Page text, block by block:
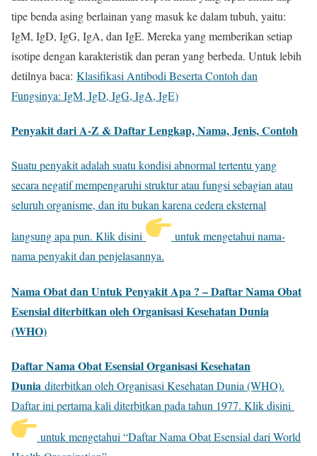
tipe benda asing berlainan yang masuk ke dalam tubuh, yaitu:
IgM, IgD, IgG, IgA, dan IgE. Mereka yang memberikan setiap
isotipe dengan karakteristik dan peran yang berbeda. Untuk lebih
detilnya baca: Klasifikasi Antibodi Beserta Contoh dan
Fungsinya: IgM, IgD, IgG, IgA, IgE)
Penyakit dari A-Z & Daftar Lengkap, Nama, Jenis, Contoh
Suatu penyakit adalah suatu kondisi abnormal tertentu yang
secara negatif mempengaruhi struktur atau fungsi sebagian atau
seluruh organisme, dan itu bukan karena cedera eksternal
langsung apa pun. Klik disini
untuk mengetahui nama-
nama penyakit dan penjelasannya.
Nama Obat dan Untuk Penyakit Apa ? – Daftar Nama Obat
Esensial diterbitkan oleh Organisasi Kesehatan Dunia
(WHO)
Daftar Nama Obat Esensial Organisasi Kesehatan
Dunia diterbitkan oleh Organisasi Kesehatan Dunia (WHO).
Daftar ini pertama kali diterbitkan pada tahun 1977. Klik disini
untuk mengetahui “Daftar Nama Obat Esensial dari World